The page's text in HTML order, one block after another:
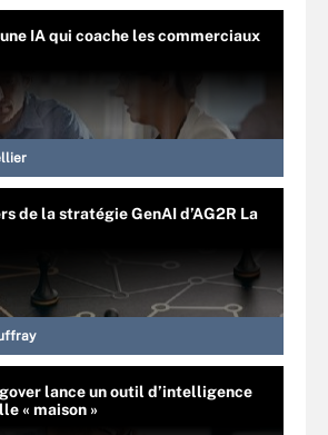
IA qui coache les commerciaux
de la stratégie GenAI d’AG2R La
lance un outil d’intelligence
« maison »